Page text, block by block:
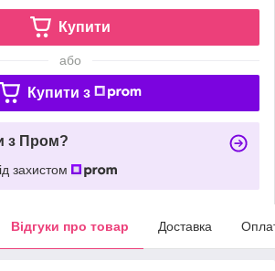
Купити
або
Купити з
з Пром?
захистом
Відгуки про товар Доставка